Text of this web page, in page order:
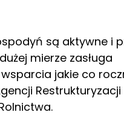
są aktywne i
mierze zasługa
jakie co
Restrukturyzacji